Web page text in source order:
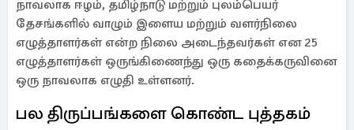
நாவலாக ஈழம், தமிழ்நாடு மற்றும் புலம்பெயர்
தேசங்களில் வாழும் இளைய மற்றும் வளர்நிலை
எழுத்தாளர்கள் என்ற நிலை அடைந்தவர்கள் என 25
எழுத்தாளர்கள் ஒருங்கிணைந்து ஒரு கதைக்கருவினை
ஒரு நாவலாக எழுதி உள்ளனர்.
பல திருப்பங்களை கொண்ட புத்தகம்